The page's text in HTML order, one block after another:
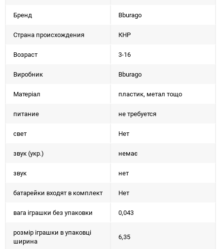
Бренд Bburago
Страна происхождения КНР
Возраст 3-16
Виробник Bburago
Матеріал пластик, метал тощо
питание не требуется
свет Нет
звук (укр.) немає
звук нет
батарейки входят в комплект Нет
вага іграшки без упаковки 0,043
розмір іграшки в упаковці
ширина
6,35